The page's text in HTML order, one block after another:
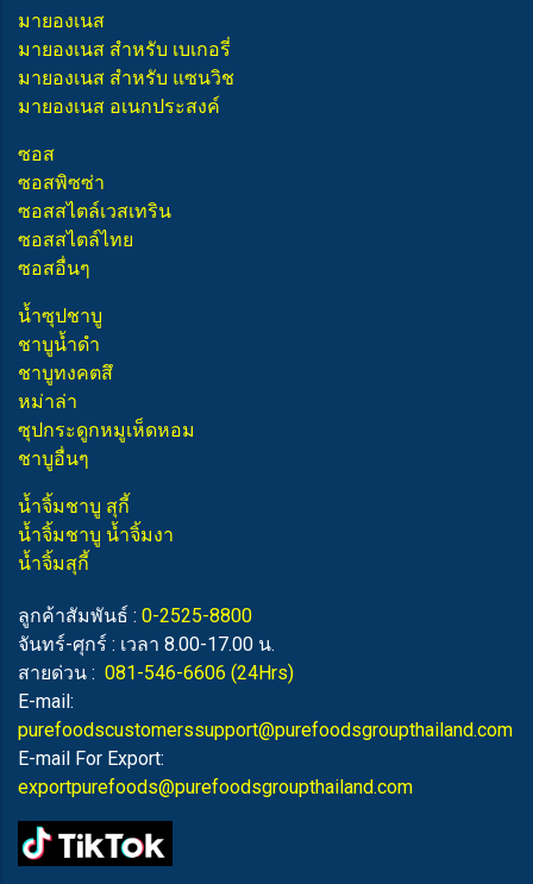
มายองเนส
มายองเนส สำหรับ เบเกอรี่
มายองเนส สำหรับ แซนวิช
มายองเนส อเนกประสงค์
ซอส
ซอสพิซซ่า
ซอสสไตล์เวสเทริน
ซอสสไตล์ไทย
ซอสอื่นๆ
น้ำซุปชาบู
ชาบูน้ำดำ
ชาบูทงคตสึ
หม่าล่า
ซุปกระดูกหมูเห็ดหอม
ชาบูอื่นๆ
น้ำจิ้มชาบู สุกี้
น้ำจิ้มชาบู น้ำจิ้มงา
น้ำจิ้มสุกี้
ลูกค้าสัมพันธ์ : 0-2525-8800
จันทร์-ศุกร์ : เวลา 8.00-17.00 น.
สายด่วน : 081-546-6606 (24Hrs)
E-mail:
purefoodscustomerssupport@purefoodsgroupthailand.com
E-mail For Export:
exportpurefoods@purefoodsgroupthailand.com